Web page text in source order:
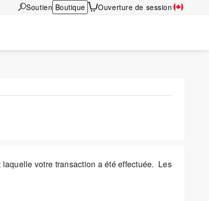
Soutien Boutique Ouverture de session
votre transaction a été effectuée. Les